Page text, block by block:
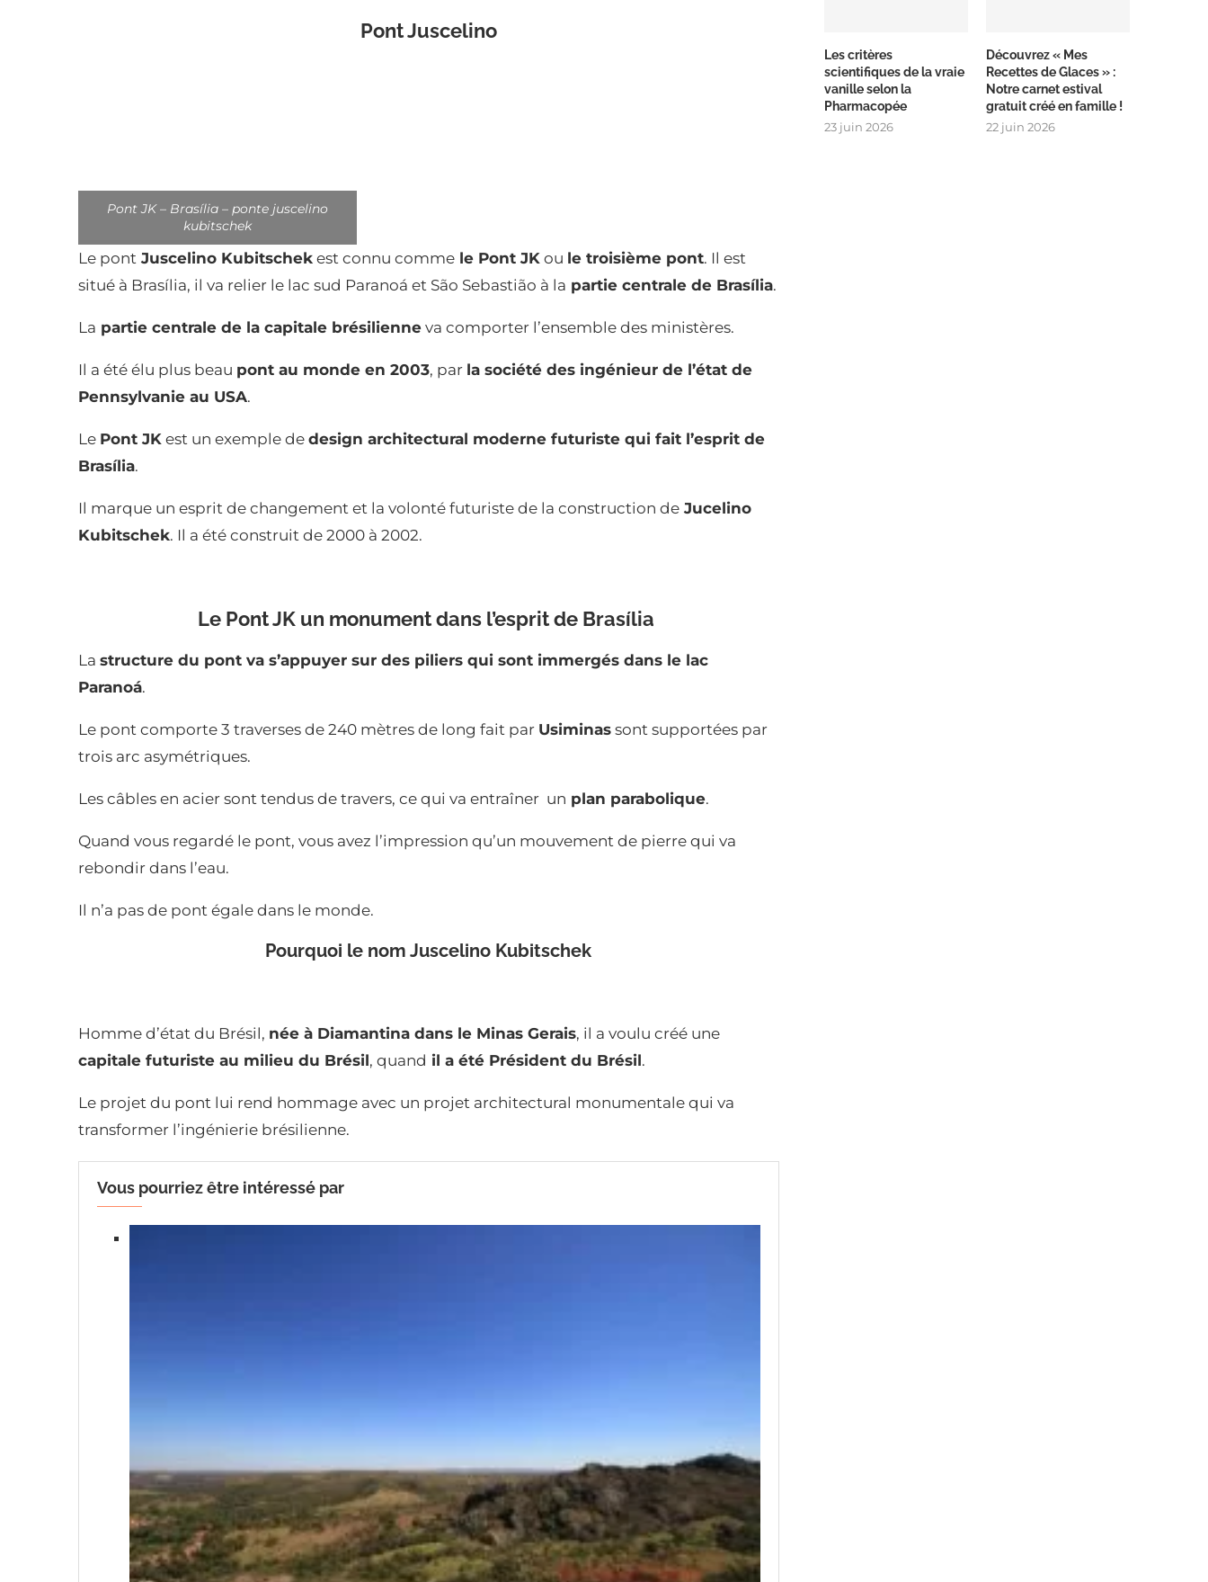
Pont Juscelino
Pont JK – Brasília – ponte juscelino
kubitschek
Le pont Juscelino Kubitschek est connu comme le Pont JK ou le troisième pont. Il est
situé à Brasília, il va relier le lac sud Paranoá et São Sebastião à la partie centrale de Brasília.
La partie centrale de la capitale brésilienne va comporter l’ensemble des ministères.
Il a été élu plus beau pont au monde en 2003, par la société des ingénieur de l’état de
Pennsylvanie au USA.
Le Pont JK est un exemple de design architectural moderne futuriste qui fait l’esprit de
Brasília.
Il marque un esprit de changement et la volonté futuriste de la construction de Jucelino
Kubitschek. Il a été construit de 2000 à 2002.
Le Pont JK un monument dans l’esprit de Brasília
La structure du pont va s’appuyer sur des piliers qui sont immergés dans le lac
Paranoá.
Le pont comporte 3 traverses de 240 mètres de long fait par Usiminas sont supportées par
trois arc asymétriques.
Les câbles en acier sont tendus de travers, ce qui va entraîner un plan parabolique.
Quand vous regardé le pont, vous avez l’impression qu’un mouvement de pierre qui va
rebondir dans l’eau.
Il n’a pas de pont égale dans le monde.
Pourquoi le nom Juscelino Kubitschek
Homme d’état du Brésil, née à Diamantina dans le Minas Gerais, il a voulu créé une
capitale futuriste au milieu du Brésil, quand il a été Président du Brésil.
Le projet du pont lui rend hommage avec un projet architectural monumentale qui va
transformer l’ingénierie brésilienne.
Vous pourriez être intéressé par
Les critères
scientifiques de la vraie
vanille selon la
Pharmacopée
23 juin 2026
Découvrez « Mes
Recettes de Glaces » :
Notre carnet estival
gratuit créé en famille !
22 juin 2026